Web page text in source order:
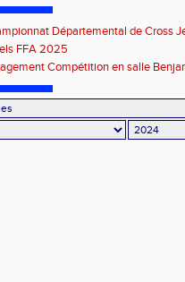
Départemental de Cross
FFA 2025
Compétition en salle